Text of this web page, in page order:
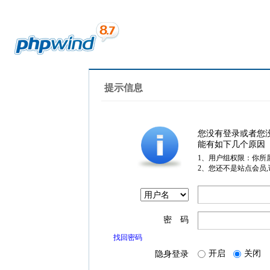
提示信息
您没有登录或者您
能有如下几个原因
1、用户组权限：你所
2、您还不是站点会员
密 码
找回密码
隐身登录 开启 关闭